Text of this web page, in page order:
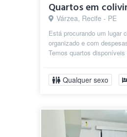
Quartos em
Várzea, Recife - PE
Está procurando um lugar
organizado e com
Temos quartos
Qualquer sexo